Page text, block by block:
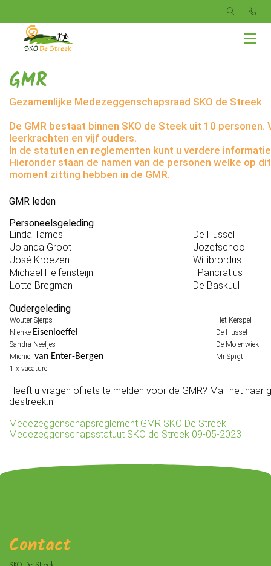
GMR
Gezamenlijke Medezeggenschapsraad SKO de Streek
De GMR bestaat binnen SKO de Steek uit 10 personen.
leerkrachten en vijf ouders.
In de statuten en reglementen kunt u verdere
Hieronder staan de namen van de personen welke op dit
moment zitting hebben in de GMR.
GMR leden
Personeelsgeleding
Linda Tames
De Hussel
Jolanda Groot
Jozefschool
José Kroezen
Willibrordus
Michael Helfensteijn
Pancratius
Lotte Bregman
De Baskuul
Oudergeleding
Wouter Sjerps
Het Kerspel
Nienke Eisenloeffel
De Hussel
Sandra Neefjes
De Molenwiek
Michiel van Enter-Bergen
Mr Spigt
1 x vacature
Heeft u vragen of iets te melden voor de GMR? Mail het naar
destreek.nl
Medezeggenschapsreglement GMR SKO De Streek
Medezeggenschapsstatuut SKO de Streek 09-05-2023
Contact